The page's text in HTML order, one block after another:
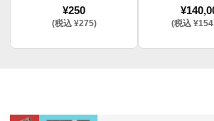
¥250
(税込 ¥275) (税込